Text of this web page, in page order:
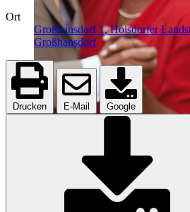
Ort
Großhansdorf 1, Hoisdorfer
Großhansdorf
Drucken E-Mail Google